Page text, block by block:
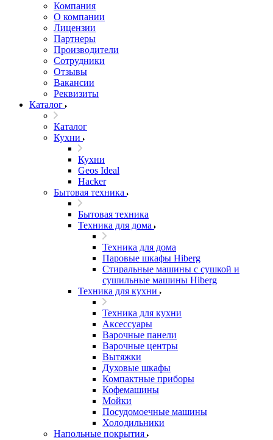
Компания
О компании
Лицензии
Партнеры
Производители
Сотрудники
Отзывы
Вакансии
Реквизиты
Каталог
Каталог
Кухни
Кухни
Geos Ideal
Hacker
Бытовая техника
Бытовая техника
Техника для дома
Техника для дома
Паровые шкафы Hiberg
Стиральные машины с сушкой и
сушильные машины Hiberg
Техника для кухни
Техника для кухни
Аксессуары
Варочные панели
Варочные центры
Вытяжки
Духовые шкафы
Компактные приборы
Кофемашины
Мойки
Посудомоечные машины
Холодильники
Напольные покрытия